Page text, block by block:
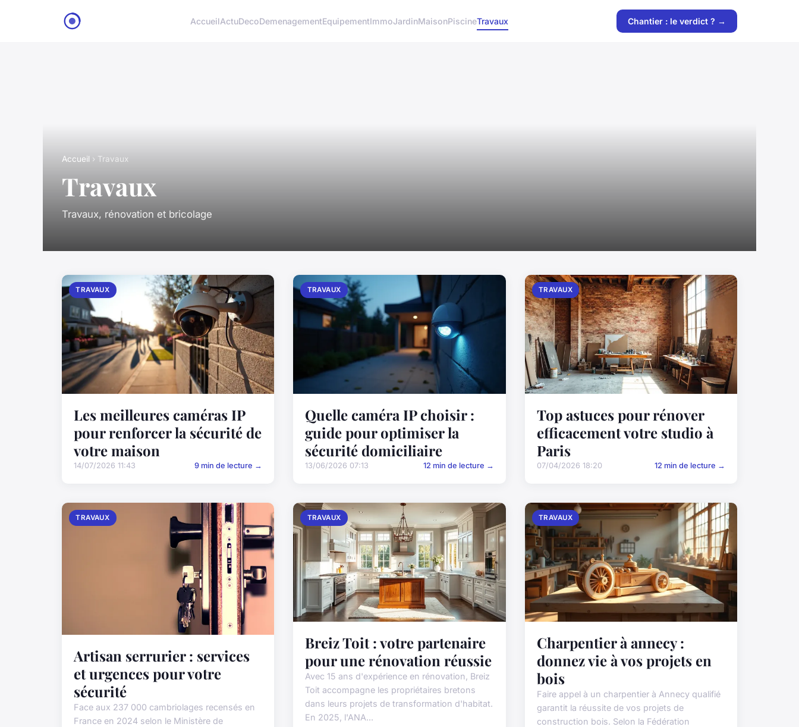
AccueilActuDecoDemenagementEquipementImmoJardinMaisonPiscineTravaux Chantier : le verdict ? →
Accueil › Travaux
Travaux
Travaux, rénovation et bricolage
TRAVAUX
Les meilleures caméras IP
pour renforcer la sécurité de
votre maison
14/07/2026 11:43 9 min de lecture →
TRAVAUX
Quelle caméra IP choisir :
guide pour optimiser la
sécurité domiciliaire
13/06/2026 07:13 12 min de lecture →
TRAVAUX
Top astuces pour rénover
efficacement votre studio à
Paris
07/04/2026 18:20 12 min de lecture →
TRAVAUX
Artisan serrurier : services
et urgences pour votre
sécurité
Face aux 237 000 cambriolages recensés en
France en 2024 selon le Ministère de
TRAVAUX
Breiz Toit : votre partenaire
pour une rénovation réussie
Avec 15 ans d'expérience en rénovation, Breiz
Toit accompagne les propriétaires bretons
dans leurs projets de transformation d'habitat.
En 2025, l'ANA...
TRAVAUX
Charpentier à annecy :
donnez vie à vos projets en
bois
Faire appel à un charpentier à Annecy qualifié
garantit la réussite de vos projets de
construction bois. Selon la Fédération